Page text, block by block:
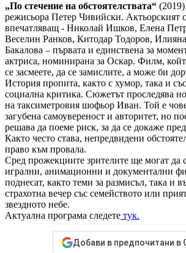
„По стечение на обстоятелствата“
режисьора Петер Чивийски. Актьорският
впечатляващ - Николай Ишков, Елена
Веселин Ранков, Китодар Тодоров,
Бакалова – първата и единствена за
актриса, номинирана за Оскар. Филм,
се засмеете, да се замислите, а може би
История пропита, както с хумор, така и
социална критика. Сюжетът проследява
на таксиметровия шофьор Иван. Той е
загубена самоувереност и авторитет, но
решава да поеме риск, за да се докаже
Както често става, непредвидени
право към провала.
Сред прожекциите зрителите ще могат да
игрални, анимационни и документални
поднесат, както теми за размисъл, така и
страхотна вечер със семейството или
звездното небе.
Актуална програма следете тук.
Добави в предпочитани в